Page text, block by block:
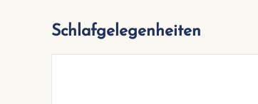
Schlafgelegenheiten